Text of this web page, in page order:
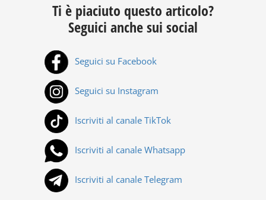
Ti è piaciuto questo articolo?
Seguici anche sui social
Seguici su Facebook
Seguici su Instagram
Iscriviti al canale TikTok
Iscriviti al canale Whatsapp
Iscriviti al canale Telegram